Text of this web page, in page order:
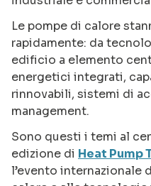
Le pompe di calore
rapidamente: da
edificio a elemento
energetici integrati,
rinnovabili, sistemi di
management.
Sono questi i temi al
edizione di Heat Pump
l’evento internazionale